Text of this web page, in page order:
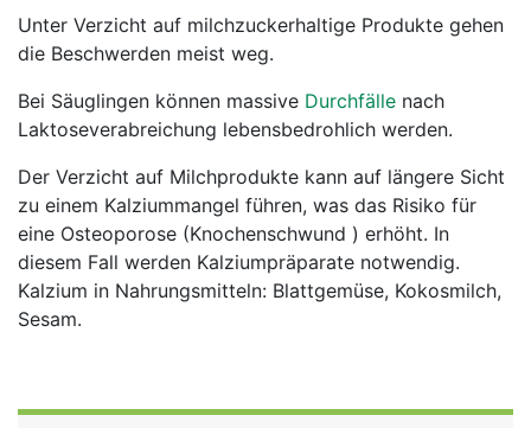
Unter Verzicht auf milchzuckerhaltige Produkte gehen
die Beschwerden meist weg.
Bei Säuglingen können massive Durchfälle nach
Laktoseverabreichung lebensbedrohlich werden.
Der Verzicht auf Milchprodukte kann auf längere Sicht
zu einem Kalziummangel führen, was das Risiko für
eine Osteoporose (Knochenschwund ) erhöht. In
diesem Fall werden Kalziumpräparate notwendig.
Kalzium in Nahrungsmitteln: Blattgemüse, Kokosmilch,
Sesam.